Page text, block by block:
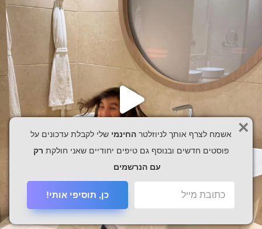
אשמח לצרף אותך לניוזלטר החינמי שלי לקבלת עדכונים על
פוסטים חדשים ובנוסף גם טיפים יחודיים שאני חולקת רק
עם הנרשמים
כן, תוסיפי אותי!
×